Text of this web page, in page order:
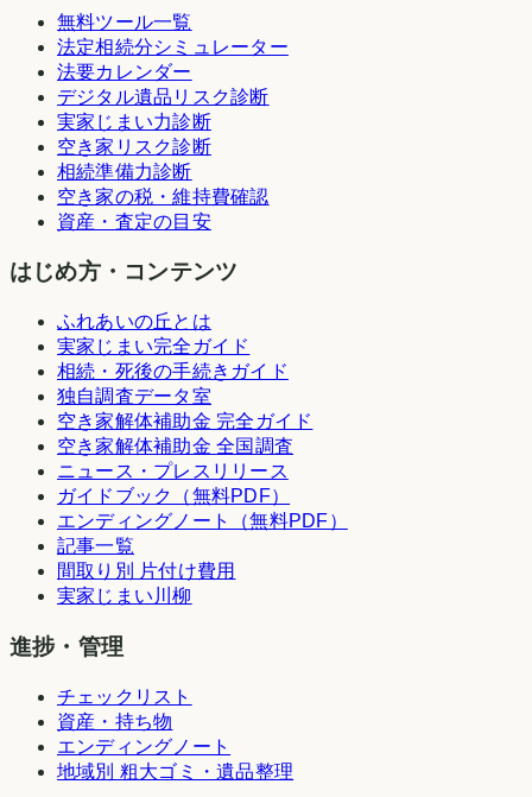
無料ツール一覧
法定相続分シミュレーター
法要カレンダー
デジタル遺品リスク診断
実家じまい力診断
空き家リスク診断
相続準備力診断
空き家の税・維持費確認
資産・査定の目安
はじめ方・コンテンツ
ふれあいの丘とは
実家じまい完全ガイド
相続・死後の手続きガイド
独自調査データ室
空き家解体補助金 完全ガイド
空き家解体補助金 全国調査
ニュース・プレスリリース
ガイドブック（無料PDF）
エンディングノート（無料PDF）
記事一覧
間取り別 片付け費用
実家じまい川柳
進捗・管理
チェックリスト
資産・持ち物
エンディングノート
地域別 粗大ゴミ・遺品整理